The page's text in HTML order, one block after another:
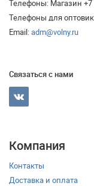
Телефоны: Магазин +7
Телефоны для
Email:adm@volny.ru
Связаться с нами
Компания
Контакты
Доставка и оплата